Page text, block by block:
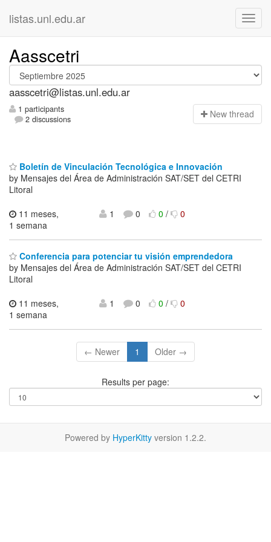
listas.unl.edu.ar
Aasscetri
aasscetri@listas.unl.edu.ar
1 participants
2 discussions
New thread
Boletín de Vinculación Tecnológica e Innovación
by Mensajes del Área de Administración SAT/SET del CETRI
Litoral
11 meses,
1 semana
1 0 0/ 0
Conferencia para potenciar tu visión emprendedora
by Mensajes del Área de Administración SAT/SET del CETRI
Litoral
11 meses,
1 semana
1 0 0/ 0
← Newer 1 Older →
Results per page:
Powered by HyperKitty version 1.2.2.